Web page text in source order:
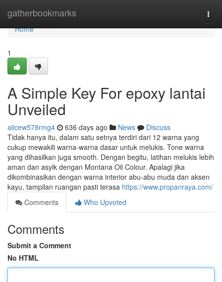
gatherbookmarks
Home
Home
1
A Simple Key For epoxy lantai
Unveiled
alicew578rmg4 636 days ago News
Discuss
Tidak hanya itu, dalam satu setnya terdiri dari 12 warna yang
cukup mewakili warna-warna dasar untuk melukis. Tone warna
yang dihasilkan juga smooth. Dengan begitu, latihan melukis lebih
aman dan asyik dengan Montana Oil Colour. Apalagi jika
dikombinasikan dengan warna interior abu-abu muda dan aksen
kayu, tampilan ruangan pasti terasa https://www.propanraya.com/
Comments
Who Upvoted
Comments
Submit a Comment
No HTML